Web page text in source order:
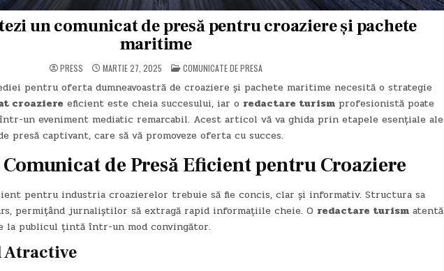
un comunicat de presă pentru croaziere și pachete
maritime
PRESS MARTIE 27, 2025 POSTED
IN
COMUNICATE DE PRESA
pentru oferta dumneavoastră de croaziere și pachete maritime necesită o strategie
croaziere eficient este cheia succesului, iar o redactare turismprofesionistă poate
un eveniment mediatic remarcabil. Acest articol vă va ghida prin etapele esențiale ale
presă captivant, care să vă promoveze oferta cu succes.
de Presă Eficient pentru Croaziere
pentru industria croazierelor trebuie să fie concis, clar și informativ. Structura sa
permițând jurnaliștilor să extragă rapid informațiile cheie. O redactare turismatentă
la publicul țintă într-un mod convingător.